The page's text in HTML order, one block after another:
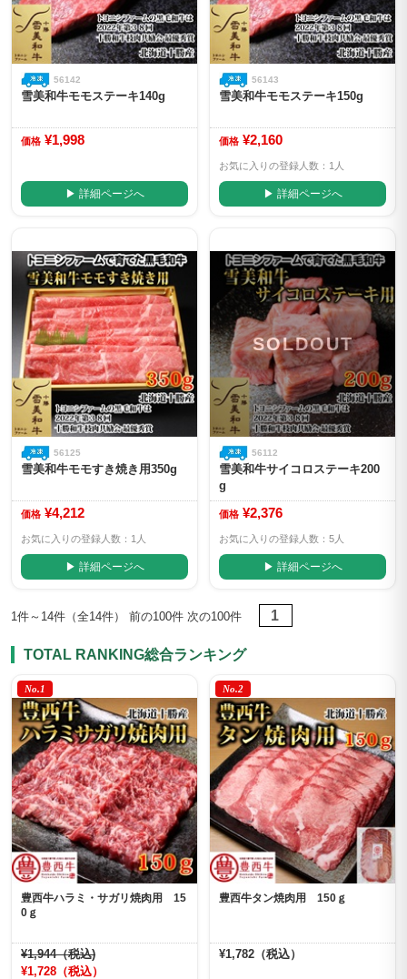
56142
雪美和牛モモステーキ140g
価格 ¥1,998
▶ 詳細ページへ
56143
雪美和牛モモステーキ150g
価格 ¥2,160
お気に入りの登録人数：1人
▶ 詳細ページへ
56125
雪美和牛モモすき焼き用350g
価格 ¥4,212
お気に入りの登録人数：1人
▶ 詳細ページへ
SOLDOUT
56112
雪美和牛サイコロステーキ200
g
価格 ¥2,376
お気に入りの登録人数：5人
▶ 詳細ページへ
1件～14件（全14件） 前の100件 次の100件 1
TOTAL RANKING総合ランキング
No.1
豊西牛ハラミ・サガリ焼肉用 15
0ｇ
¥1,944（税込)
¥1,728（税込）
No.2
豊西牛タン焼肉用 150ｇ
¥1,782（税込）